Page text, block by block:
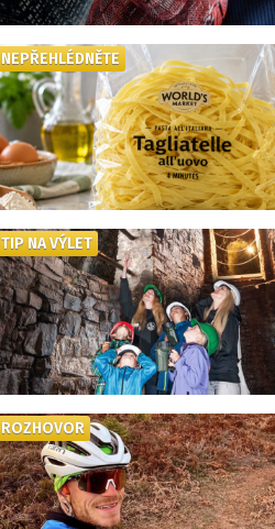
NEPŘEHLÉDNĚTE
TIP NA VÝLET
ROZHOVOR